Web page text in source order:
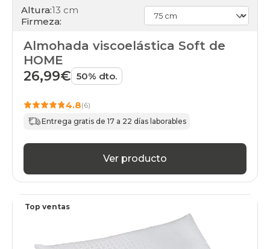
Altura:13 cm
Firmeza:
Almohada viscoelástica Soft de
HOME
26,99€ 50% dto.
4.8(6)
Entrega gratis de 17 a 22 días laborables
Ver producto
Top ventas